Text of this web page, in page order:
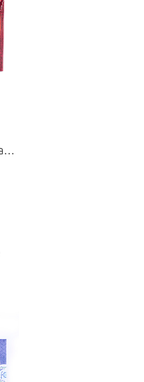
целое содержимое
еды, запивая
со
компания «Фусун», КНР,
Фусун, ул. Суншань,
БАД к пище Эликсир «Сяо Ши Бао», 10 флаконов по 10 мл